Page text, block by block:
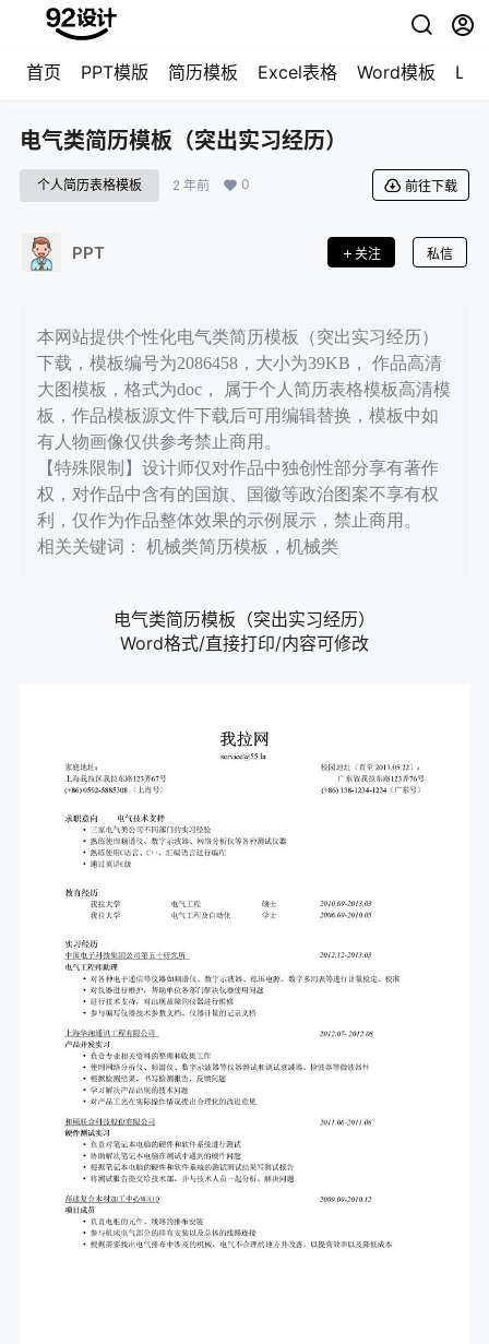
首页 PPT模版 简历模板 Excel表格 Word模板
电气类简历模板（突出实习经历）
个人简历表格模板 2 年前 0 前往下载
PPT 关注 私信
本网站提供个性化电气类简历模板（突出实习经历）
下载，模板编号为2086458，大小为39KB， 作品高清
大图模板，格式为doc， 属于个人简历表格模板高清模
板，作品模板源文件下载后可用编辑替换，模板中如
有人物画像仅供参考禁止商用。
【特殊限制】设计师仅对作品中独创性部分享有著作
权，对作品中含有的国旗、国徽等政治图案不享有权
利，仅作为作品整体效果的示例展示，禁止商用。
相关关键词： 机械类简历模板，机械类
电气类简历模板（突出实习经历）
Word格式/直接打印/内容可修改